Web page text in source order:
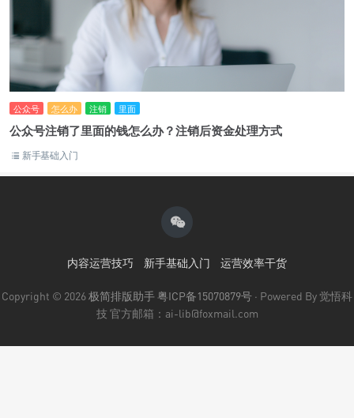
公众号 怎么办 注销 里面
公众号注销了里面的钱怎么办？注销后资金处理方式
新手基础入门
内容运营技巧 新手基础入门 运营效率干货
Copyright © 2026极简排版助手粤ICP备15070879号 · Powered By 觉悟科
技 官方邮箱：ai-lib@foxmail.com